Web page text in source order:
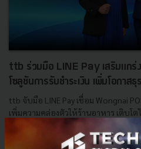
ttb ร่วมมือ LINE Pay เสริมแกร่ง
โซลูชันการรับชำระเงิน เพิ่มโอกาส
ttb จับมือ LINE Pay เชื่อม Wongnai
เพิ่มความคล่องตัวให้ร้านอาหาร เติบโตไ
| ByTechsauce Team